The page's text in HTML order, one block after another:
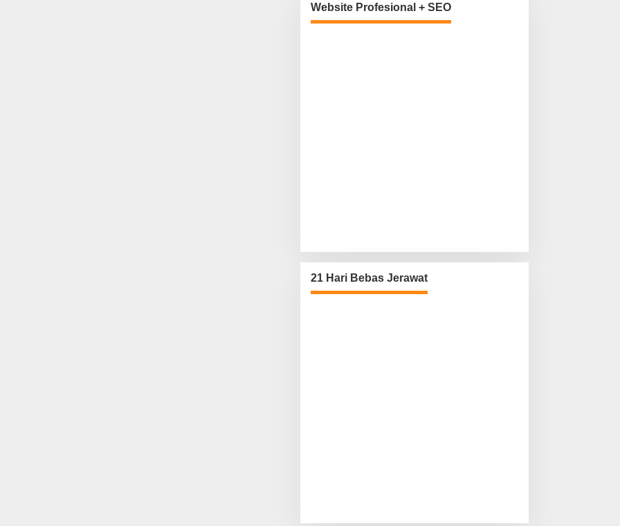
Website Profesional + SEO
21 Hari Bebas Jerawat